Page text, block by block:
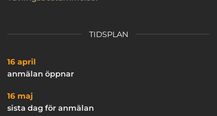
TIDSPLAN
16 april
anmälan öppnar
16 maj
sista dag för anmälan